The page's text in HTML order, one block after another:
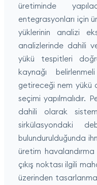
üretiminde
entegrasyonları için
yüklerinin analizi
analizlerinde dahili
yükü tespitleri
kaynağı
getireceği nem yükü
seçimi
dahili olarak
sirkülasyondaki
bulundurulduğunda
üretim
çıkış noktası ilgili
üzerinden